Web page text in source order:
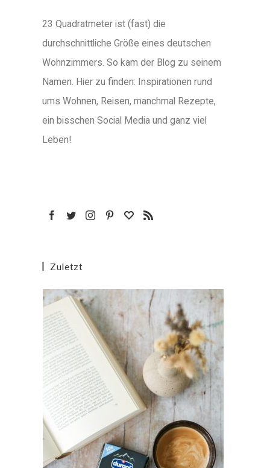
23 Quadratmeter ist (fast) die
durchschnittliche Größe eines deutschen
Wohnzimmers. So kam der Blog zu seinem
Namen. Hier zu finden: Inspirationen rund
ums Wohnen, Reisen, manchmal Rezepte,
ein bisschen Social Media und ganz viel
Leben!
Zuletzt